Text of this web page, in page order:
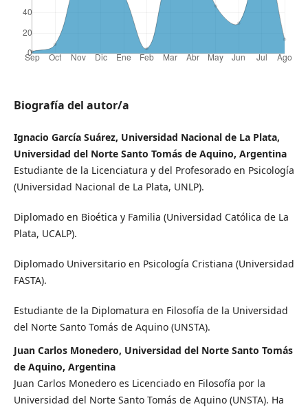
Biografía del autor/a
Ignacio García Suárez, Universidad Nacional de La Plata,
Universidad del Norte Santo Tomás de Aquino, Argentina
Estudiante de la Licenciatura y del Profesorado en Psicología
(Universidad Nacional de La Plata, UNLP).
Diplomado en Bioética y Familia (Universidad Católica de La
Plata, UCALP).
Diplomado Universitario en Psicología Cristiana (Universidad
FASTA).
Estudiante de la Diplomatura en Filosofía de la Universidad
del Norte Santo Tomás de Aquino (UNSTA).
Juan Carlos Monedero, Universidad del Norte Santo Tomás
de Aquino, Argentina
Juan Carlos Monedero es Licenciado en Filosofía por la
Universidad del Norte Santo Tomás de Aquino (UNSTA). Ha